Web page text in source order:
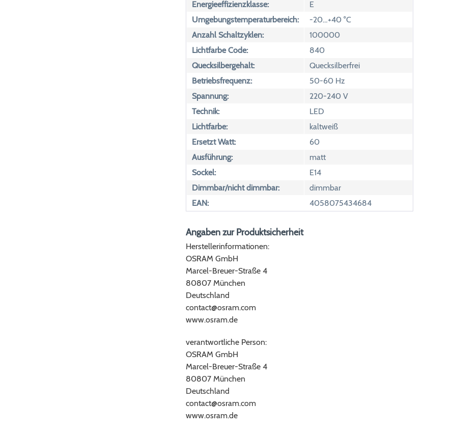
Energieeffizienzklasse:
E
Umgebungstemperaturbereich:
-20…+40 °C
Anzahl Schaltzyklen:
100000
Lichtfarbe Code:
840
Quecksilbergehalt:
Quecksilberfrei
Betriebsfrequenz:
50-60 Hz
Spannung:
220-240 V
Technik:
LED
Lichtfarbe:
kaltweiß
Ersetzt Watt:
60
Ausführung:
matt
Sockel:
E14
Dimmbar/nicht dimmbar:
dimmbar
EAN:
4058075434684
Angaben zur Produktsicherheit
Herstellerinformationen:
OSRAM GmbH
Marcel-Breuer-Straße 4
80807 München
Deutschland
contact@osram.com
www.osram.de
verantwortliche Person:
OSRAM GmbH
Marcel-Breuer-Straße 4
80807 München
Deutschland
contact@osram.com
www.osram.de